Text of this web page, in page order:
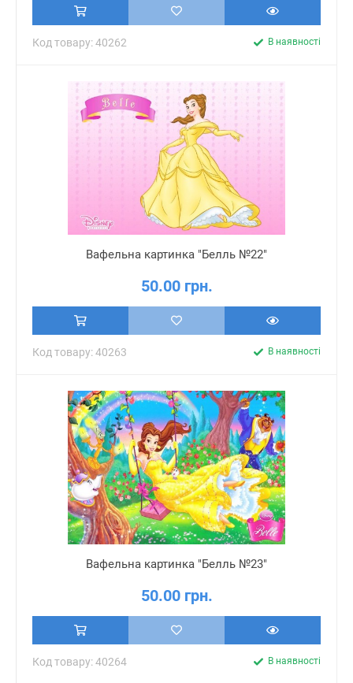
Код товару: 40262 В наявності
Вафельна картинка "Белль №22"
50.00 грн.
Код товару: 40263 В наявності
Вафельна картинка "Белль №23"
50.00 грн.
Код товару: 40264 В наявності